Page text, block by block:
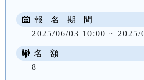
報 名 期 間
2025/06/03 10:00 ~ 2025/
名 額
8